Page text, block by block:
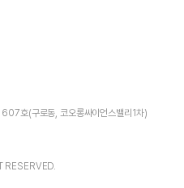
호(구로동, 코오롱싸이언스밸리1차)